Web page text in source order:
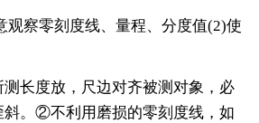
观察零刻度线、量程、分度值(2)使
长度放，尺边对齐被测对象，必
斜。②不利用磨损的零刻度线，如